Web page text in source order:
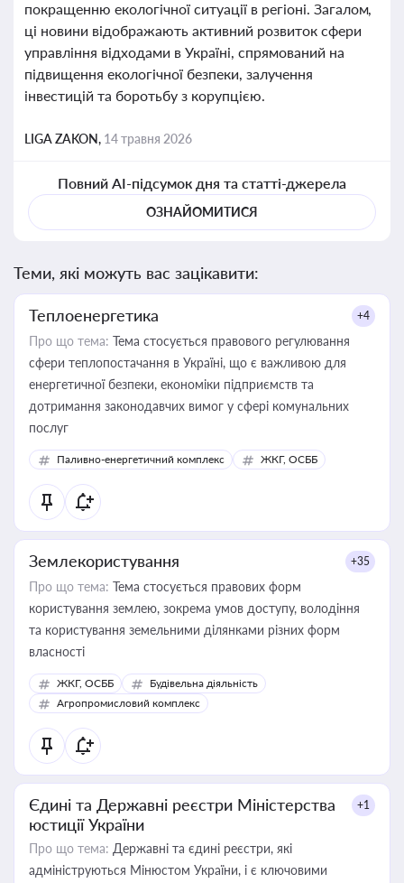
покращенню екологічної ситуації в регіоні. Загалом,
ці новини відображають активний розвиток сфери
управління відходами в Україні, спрямований на
підвищення екологічної безпеки, залучення
інвестицій та боротьбу з корупцією.
LIGA ZAKON, 14 травня 2026
Повний AI-підсумок дня та статті-джерела
ОЗНАЙОМИТИСЯ
Теми, які можуть вас зацікавити:
Теплоенергетика +4
Про що тема: Тема стосується правового регулювання
сфери теплопостачання в Україні, що є важливою для
енергетичної безпеки, економіки підприємств та
дотримання законодавчих вимог у сфері комунальних
послуг
Паливно-енергетичний комплекс ЖКГ, ОСББ
Землекористування +35
Про що тема: Тема стосується правових форм
користування землею, зокрема умов доступу, володіння
та користування земельними ділянками різних форм
власності
ЖКГ, ОСББ
Будівельна діяльність
Агропромисловий комплекс
Єдині та Державні реєстри Міністерства
юстиції України
+1
Про що тема: Державні та єдині реєстри, які
адмініструються Мінюстом України, і є ключовими